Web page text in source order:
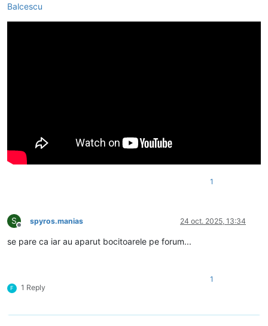
Balcescu
1
S
Deconectat
spyros.manias 24 oct. 2025, 13:34
se pare ca iar au aparut bocitoarele pe forum...
F 1 Reply
1